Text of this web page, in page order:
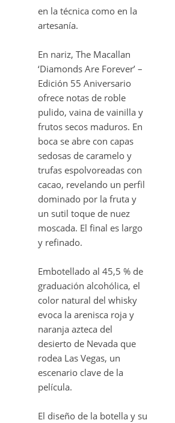
en la técnica como en la
artesanía.
En nariz, The Macallan
‘Diamonds Are Forever’ –
Edición 55 Aniversario
ofrece notas de roble
pulido, vaina de vainilla y
frutos secos maduros. En
boca se abre con capas
sedosas de caramelo y
trufas espolvoreadas con
cacao, revelando un perfil
dominado por la fruta y
un sutil toque de nuez
moscada. El final es largo
y refinado.
Embotellado al 45,5 % de
graduación alcohólica, el
color natural del whisky
evoca la arenisca roja y
naranja azteca del
desierto de Nevada que
rodea Las Vegas, un
escenario clave de la
película.
El diseño de la botella y su